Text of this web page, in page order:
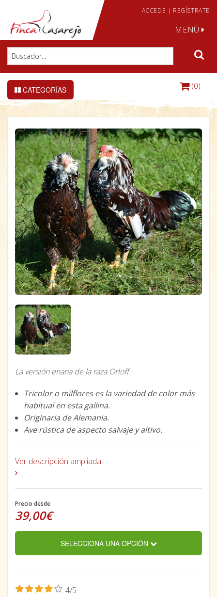
ACCEDE | REGÍSTRATE
MENÚ
CATEGORÍAS (0)
La versión enana de la raza Orloff.
Tricolor o milflores es la variedad de color más
habitual en esta gallina.
Originaria de Alemania.
Ave rústica de aspecto salvaje y altivo.
Ver descripción ampliada
Precio desde
39,00€
SELECCIONA UNA OPCIÓN
4/5